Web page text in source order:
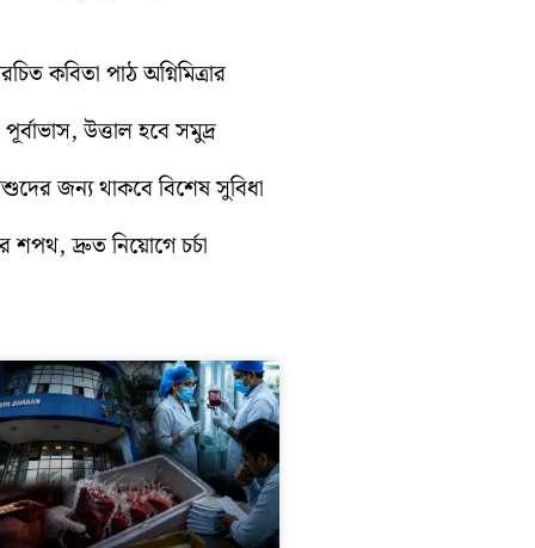
কবিতা পাঠ অগ্নিমিত্রার
উত্তাল হবে সমুদ্র
জন্য থাকবে বিশেষ সুবিধা
শপথ, দ্রুত নিয়োগে চর্চা